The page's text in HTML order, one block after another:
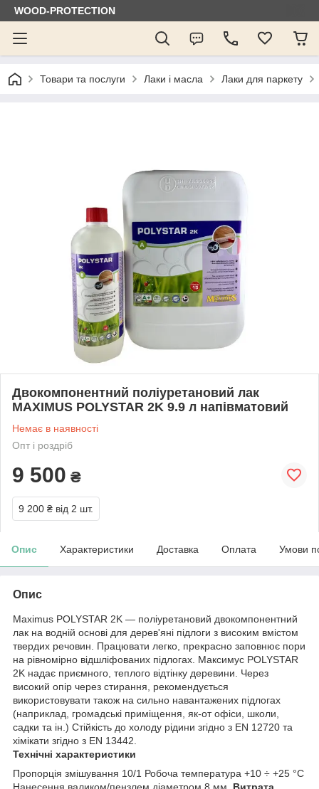
WOOD-PROTECTION
Товари та послуги Лаки і масла Лаки для паркету
Двокомпонентний поліуретановий лак
MAXIMUS POLYSTAR 2K 9.9 л напівматовий
Немає в наявності
Опт і роздріб
9 500 ₴
9 200 ₴ від 2 шт.
Опис Характеристики Доставка Оплата Умови
Опис
Maximus POLYSTAR 2K — поліуретановий двокомпонентний
лак на водній основі для дерев'яні підлоги з високим вмістом
твердих речовин. Працювати легко, прекрасно заповнює пори
на рівномірно відшліфованих підлогах. Максимус POLYSTAR
2K надає приємного, теплого відтінку деревини. Через
високий опір через стирання, рекомендується
використовувати також на сильно навантажених підлогах
(наприклад, громадські приміщення, як-от офіси, школи,
садки та ін.) Стійкість до холоду рідини згідно з EN 12720 та
хімікати згідно з EN 13442.
Технічні характеристики
Пропорція змішування 10/1 Робоча температура +10 ÷ +25 °C
Нанесення валиком/пензлем діаметром 8 мм. Витрата